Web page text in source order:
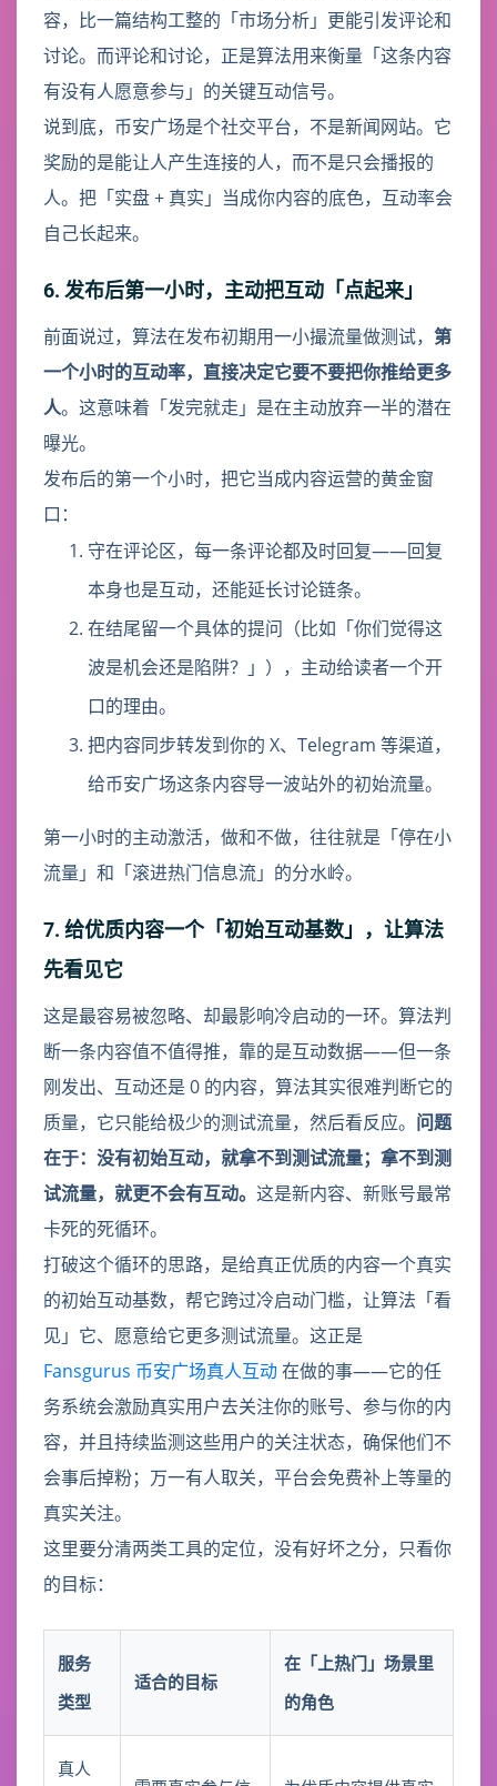
容，比一篇结构工整的「市场分析」更能引发评论和
讨论。而评论和讨论，正是算法用来衡量「这条内容
有没有人愿意参与」的关键互动信号。
说到底，币安广场是个社交平台，不是新闻网站。它
奖励的是能让人产生连接的人，而不是只会播报的
人。把「实盘 + 真实」当成你内容的底色，互动率会
自己长起来。
6. 发布后第一小时，主动把互动「点起来」
前面说过，算法在发布初期用一小撮流量做测试， 第
一个小时的互动率，直接决定它要不要把你推给更多
人。这意味着「发完就走」是在主动放弃一半的潜在
曝光。
发布后的第一个小时，把它当成内容运营的黄金窗
口：
守在评论区，每一条评论都及时回复——回复
本身也是互动，还能延长讨论链条。
在结尾留一个具体的提问（比如「你们觉得这
波是机会还是陷阱？」），主动给读者一个开
口的理由。
把内容同步转发到你的 X、Telegram 等渠道，
给币安广场这条内容导一波站外的初始流量。
第一小时的主动激活，做和不做，往往就是「停在小
流量」和「滚进热门信息流」的分水岭。
7. 给优质内容一个「初始互动基数」，让算法
先看见它
这是最容易被忽略、却最影响冷启动的一环。算法判
断一条内容值不值得推，靠的是互动数据——但一条
刚发出、互动还是 0 的内容，算法其实很难判断它的
质量，它只能给极少的测试流量，然后看反应。 问题
在于：没有初始互动，就拿不到测试流量；拿不到测
试流量，就更不会有互动。 这是新内容、新账号最常
卡死的死循环。
打破这个循环的思路，是给真正优质的内容一个真实
的初始互动基数，帮它跨过冷启动门槛，让算法「看
见」它、愿意给它更多测试流量。这正是
Fansgurus 币安广场真人互动在做的事——它的任
务系统会激励真实用户去关注你的账号、参与你的内
容，并且持续监测这些用户的关注状态，确保他们不
会事后掉粉；万一有人取关，平台会免费补上等量的
真实关注。
这里要分清两类工具的定位，没有好坏之分，只看你
的目标：
服务
类型
适合的目标
在「上热门」场景里
的角色
真人